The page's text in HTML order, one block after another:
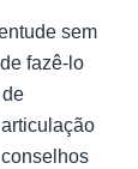
sem
fazê-lo